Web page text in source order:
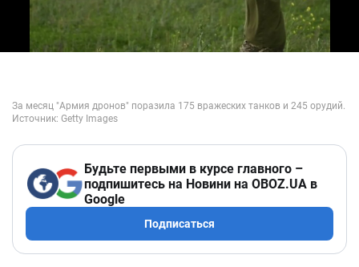
Будьте первыми в курсе главного –
подпишитесь на Новини на OBOZ.UA в
Google
Подписаться